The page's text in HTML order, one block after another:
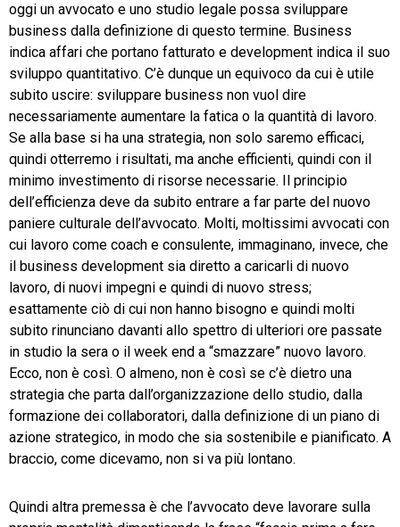
oggi un avvocato e uno studio legale possa sviluppare
business dalla definizione di questo termine. Business
indica affari che portano fatturato e development indica il suo
sviluppo quantitativo. C’è dunque un equivoco da cui è utile
subito uscire: sviluppare business non vuol dire
necessariamente aumentare la fatica o la quantità di lavoro.
Se alla base si ha una strategia, non solo saremo efficaci,
quindi otterremo i risultati, ma anche efficienti, quindi con il
minimo investimento di risorse necessarie. Il principio
dell’efficienza deve da subito entrare a far parte del nuovo
paniere culturale dell’avvocato. Molti, moltissimi avvocati con
cui lavoro come coach e consulente, immaginano, invece, che
il business development sia diretto a caricarli di nuovo
lavoro, di nuovi impegni e quindi di nuovo stress;
esattamente ciò di cui non hanno bisogno e quindi molti
subito rinunciano davanti allo spettro di ulteriori ore passate
in studio la sera o il week end a “smazzare” nuovo lavoro.
Ecco, non è così. O almeno, non è così se c’è dietro una
strategia che parta dall’organizzazione dello studio, dalla
formazione dei collaboratori, dalla definizione di un piano di
azione strategico, in modo che sia sostenibile e pianificato. A
braccio, come dicevamo, non si va più lontano.
Quindi altra premessa è che l’avvocato deve lavorare sulla